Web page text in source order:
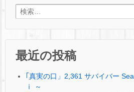
検索:
最近の投稿
｢真実の口」2,361 サバイバー
ⅰ ～